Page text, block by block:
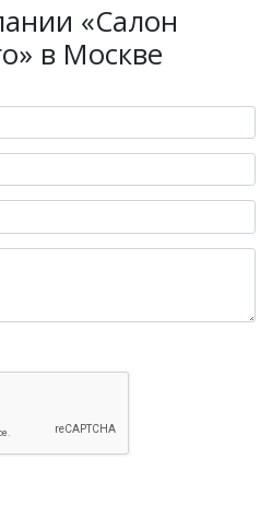
«Салон
в Москве